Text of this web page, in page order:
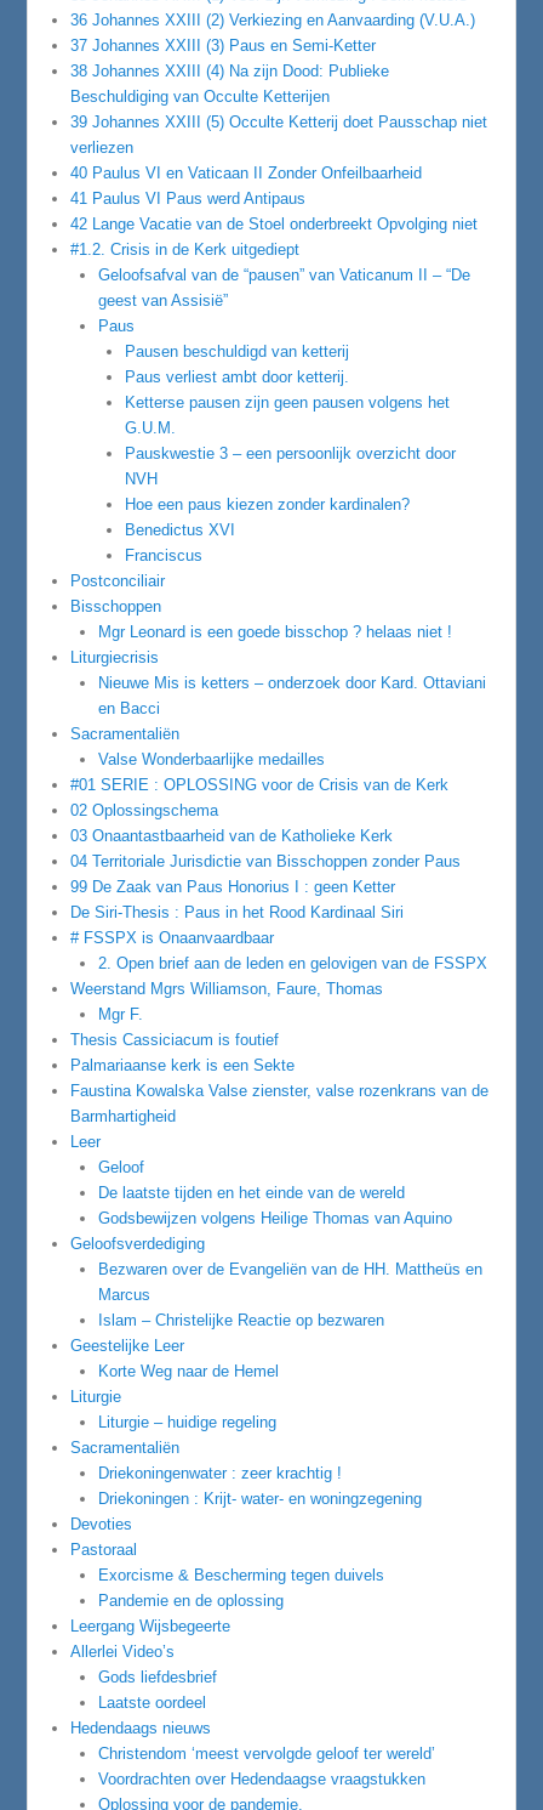
36 Johannes XXIII (2) Verkiezing en Aanvaarding (V.U.A.)
37 Johannes XXIII (3) Paus en Semi-Ketter
38 Johannes XXIII (4) Na zijn Dood: Publieke
Beschuldiging van Occulte Ketterijen
39 Johannes XXIII (5) Occulte Ketterij doet Pausschap niet
verliezen
40 Paulus VI en Vaticaan II Zonder Onfeilbaarheid
41 Paulus VI Paus werd Antipaus
42 Lange Vacatie van de Stoel onderbreekt Opvolging niet
#1.2. Crisis in de Kerk uitgediept
Geloofsafval van de “pausen” van Vaticanum II – “De
geest van Assisië”
Paus
Pausen beschuldigd van ketterij
Paus verliest ambt door ketterij.
Ketterse pausen zijn geen pausen volgens het
G.U.M.
Pauskwestie 3 – een persoonlijk overzicht door
NVH
Hoe een paus kiezen zonder kardinalen?
Benedictus XVI
Franciscus
Postconciliair
Bisschoppen
Mgr Leonard is een goede bisschop ? helaas niet !
Liturgiecrisis
Nieuwe Mis is ketters – onderzoek door Kard. Ottaviani
en Bacci
Sacramentaliën
Valse Wonderbaarlijke medailles
#01 SERIE : OPLOSSING voor de Crisis van de Kerk
02 Oplossingschema
03 Onaantastbaarheid van de Katholieke Kerk
04 Territoriale Jurisdictie van Bisschoppen zonder Paus
99 De Zaak van Paus Honorius I : geen Ketter
De Siri-Thesis : Paus in het Rood Kardinaal Siri
# FSSPX is Onaanvaardbaar
2. Open brief aan de leden en gelovigen van de FSSPX
Weerstand Mgrs Williamson, Faure, Thomas
Mgr F.
Thesis Cassiciacum is foutief
Palmariaanse kerk is een Sekte
Faustina Kowalska Valse zienster, valse rozenkrans van de
Barmhartigheid
Leer
Geloof
De laatste tijden en het einde van de wereld
Godsbewijzen volgens Heilige Thomas van Aquino
Geloofsverdediging
Bezwaren over de Evangeliën van de HH. Mattheüs en
Marcus
Islam – Christelijke Reactie op bezwaren
Geestelijke Leer
Korte Weg naar de Hemel
Liturgie
Liturgie – huidige regeling
Sacramentaliën
Driekoningenwater : zeer krachtig !
Driekoningen : Krijt- water- en woningzegening
Devoties
Pastoraal
Exorcisme & Bescherming tegen duivels
Pandemie en de oplossing
Leergang Wijsbegeerte
Allerlei Video’s
Gods liefdesbrief
Laatste oordeel
Hedendaags nieuws
Christendom ‘meest vervolgde geloof ter wereld’
Voordrachten over Hedendaagse vraagstukken
Oplossing voor de pandemie.